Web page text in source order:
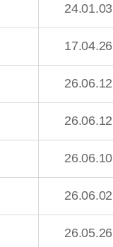
24.01.03
17.04.26
26.06.12
26.06.12
26.06.10
26.06.02
26.05.26